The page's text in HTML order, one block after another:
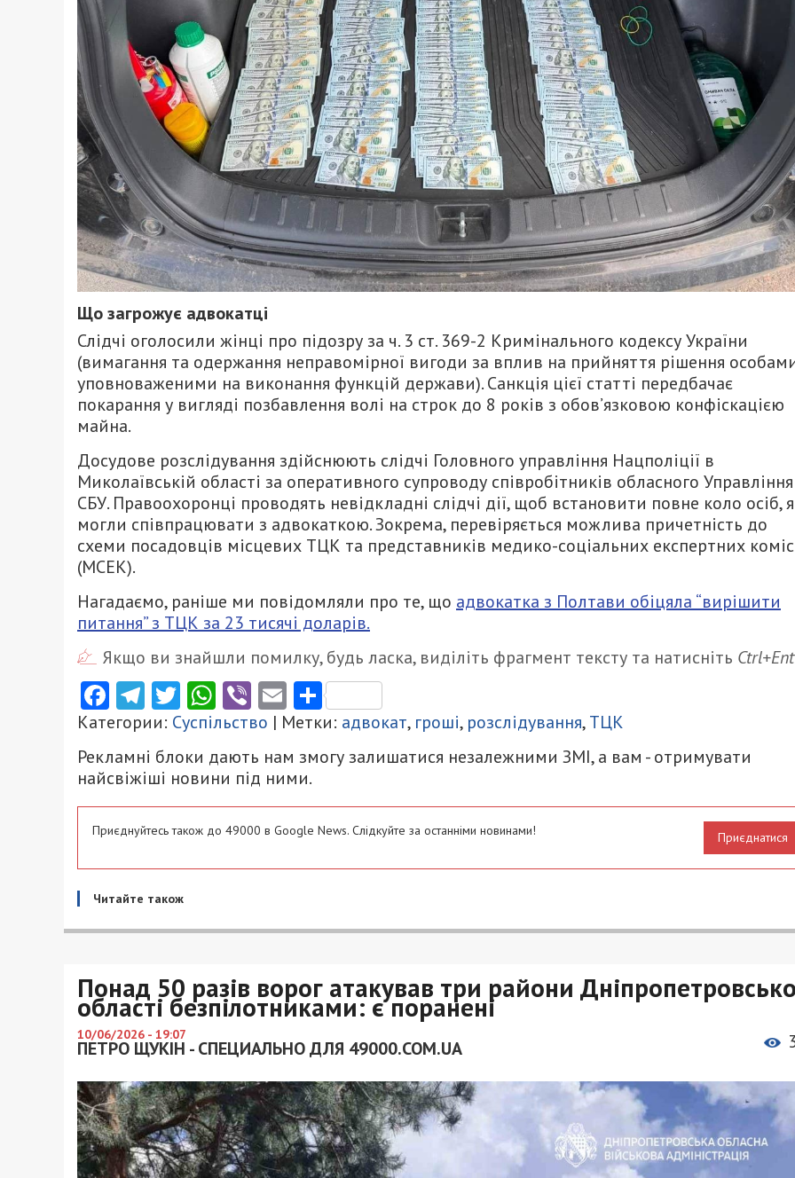
Що загрожує адвокатці
Слідчі оголосили жінці про підозру за ч. 3 ст. 369-2 Кримінального кодексу України
(вимагання та одержання неправомірної вигоди за вплив на прийняття рішення
уповноваженими на виконання функцій держави). Санкція цієї статті передбачає
покарання у вигляді позбавлення волі на строк до 8 років з обов’язковою конфіскацією
майна.
Досудове розслідування здійснюють слідчі Головного управління Нацполіції в
Миколаївській області за оперативного супроводу співробітників обласного Управління
СБУ. Правоохоронці проводять невідкладні слідчі дії, щоб встановити повне коло осіб,
могли співпрацювати з адвокаткою. Зокрема, перевіряється можлива причетність до
схеми посадовців місцевих ТЦК та представників медико-соціальних експертних
(МСЕК).
Нагадаємо, раніше ми повідомляли про те, що адвокатка з Полтави обіцяла “вирішити
питання” з ТЦК за 23 тисячі доларів.
Якщо ви знайшли помилку, будь ласка, виділіть фрагмент тексту та натисніть
Facebook
Telegram
Twitter
WhatsApp
ViberEmailПоділитися
Категории: Суспільство | Метки: адвокат, гроші, розслідування,ТЦК
Рекламні блоки дають нам змогу залишатися незалежними ЗМІ, а вам - отримувати
найсвіжіші новини під ними.
Приєднуйтесь також до 49000 в Google News. Слідкуйте за останніми новинами! Приєднатися
Читайте також
Понад 50 разів ворог атакував три райони
області безпілотниками: є поранені
10/06/2026 - 19:07
ПЕТРО ЩУКІН - СПЕЦИАЛЬНО ДЛЯ 49000.COM.UA